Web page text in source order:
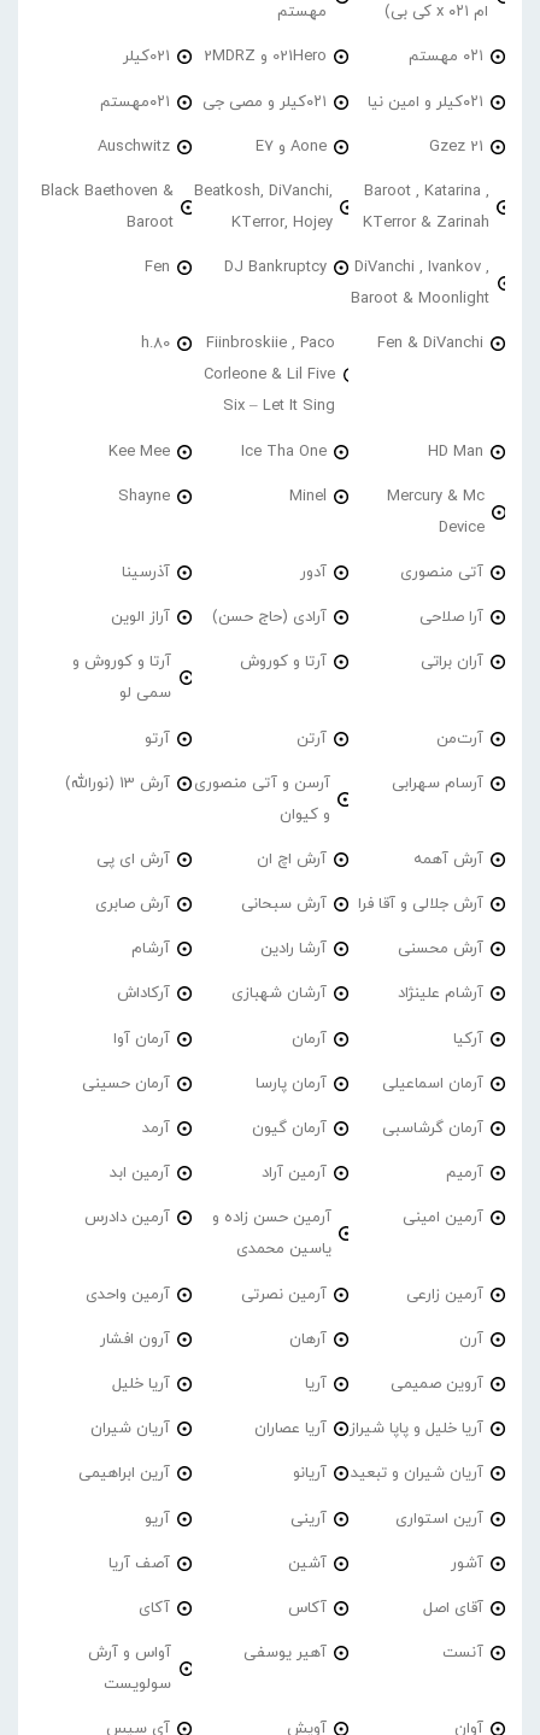
ام ۰۲۱ x کی بی)
مهستم
۰۲۱ مهستم 021Hero و 2MDRZ 021کیلر
۰۲۱کیلر و امین نیا ۰۲۱کیلر و مصی جی ۰۲۱مهستم
21 Gzez Aone و E7 Auschwitz
Baroot , Katarina ,
KTerror & Zarinah
Beatkosh, DiVanchi,
KTerror, Hojey
Black Baethoven &
Baroot
DiVanchi , Ivankov ,
Baroot & Moonlight
DJ Bankruptcy
Fen
Fen & DiVanchi
Fiinbroskiie , Paco
Corleone & Lil Five
Six – Let It Sing
h.80
HD Man
Ice Tha One
Kee Mee
Mercury & Mc
Device
Minel
Shayne
آتی منصوری آدور آذرسینا
آرا صلاحی آرادی (حاج حسن) آراز الوین
آران براتی آرتا و کوروش
آرتا و کوروش و
سمی لو
آرت‌من آرتن آرتو
آرسام سهرابی
آرسن و آتی منصوری
و کیوان
آرش 13 (نورالله)
آرش آهمه آرش اچ ان آرش ای پی
آرش جلالی و آقا فرا آرش سبحانی آرش صابری
آرش محسنی آرشا رادین آرشام
آرشام علینژاد آرشان شهبازی آرکاداش
آرکیا آرمان آرمان آوا
آرمان اسماعیلی آرمان پارسا آرمان حسینی
آرمان گرشاسبی آرمان گیون آرمد
آرمیم آرمین آراد آرمین ابد
آرمین امینی
آرمین حسن زاده و
یاسین محمدی
آرمین دادرس
آرمین زارعی آرمین نصرتی آرمین واحدی
آرن آرهان آرون افشار
آروین صمیمی آریا آریا خلیل
آریا خلیل و پاپا شیراز آریا عصاران آریان شیران
آریان شیران و تبعید آریانو آرین ابراهیمی
آرین استواری آرینی آریو
آشور آشین آصف آریا
آقای اصل آکاس آکای
آنست آهیر یوسفی
آواس و آرش
سولویست
آوان آویش آی سیس